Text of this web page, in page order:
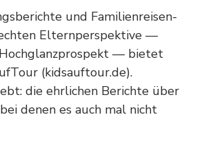
und Familienreisen-
Elternperspektive —
— bietet
(kidsauftour.de).
die ehrlichen Berichte über
denen es auch mal nicht